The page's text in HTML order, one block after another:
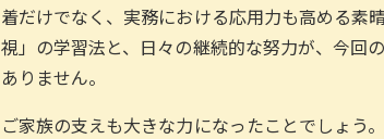
着だけでなく、実務における応用力も高める素
視」の学習法と、日々の継続的な努力が、今回
ありません。
ご家族の支えも大きな力になったことでしょう